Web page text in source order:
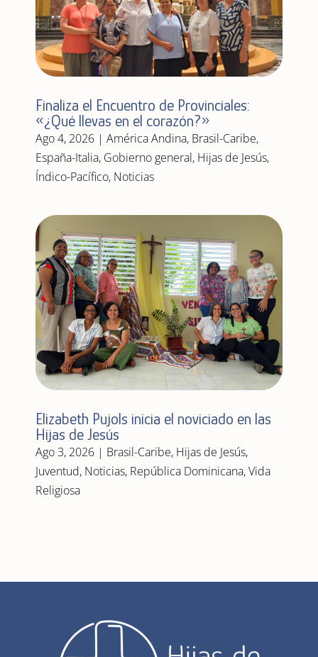
Finaliza el Encuentro de Provinciales:
«¿Qué llevas en el corazón?»
Ago 4, 2026| América Andina, Brasil-Caribe,
España-Italia, Gobierno general, Hijas de Jesús,
Índico-Pacífico, Noticias
Elizabeth Pujols inicia el noviciado en las
Hijas de Jesús
Ago 3, 2026| Brasil-Caribe, Hijas de Jesús,
Juventud, Noticias, República Dominicana,Vida
Religiosa